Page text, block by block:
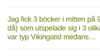
Jag fick 3 böcker i mitten på
då) som utspelade sig i 3
var typ Vikingatid medans…